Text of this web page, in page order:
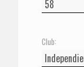
Club: